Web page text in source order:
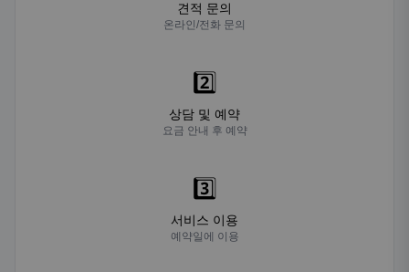
견적 문의
온라인/전화 문의
2️⃣
상담 및 예약
요금 안내 후 예약
3️⃣
서비스 이용
예약일에 이용